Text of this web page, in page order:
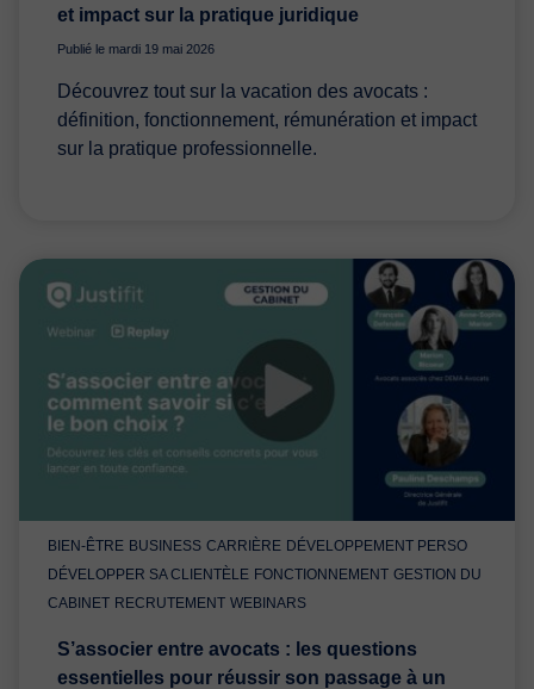
et impact sur la pratique juridique
Publié le mardi 19 mai 2026
Découvrez tout sur la vacation des avocats :
définition, fonctionnement, rémunération et impact
sur la pratique professionnelle.
BIEN-ÊTRE BUSINESS CARRIÈRE DÉVELOPPEMENT PERSO
DÉVELOPPER SA CLIENTÈLE FONCTIONNEMENT GESTION DU
CABINET RECRUTEMENT WEBINARS
S’associer entre avocats : les questions
essentielles pour réussir son passage à un